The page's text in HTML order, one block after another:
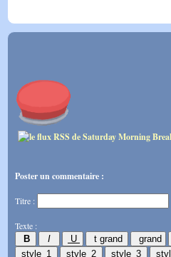
Poster un commentaire :
Titre :
Texte :